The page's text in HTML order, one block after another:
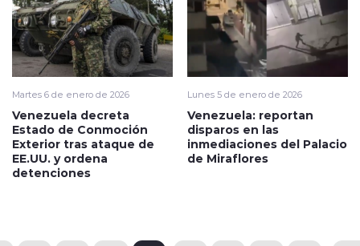
Martes 6 de enero de 2026
Venezuela decreta
Estado de Conmoción
Exterior tras ataque de
EE.UU. y ordena
detenciones
Lunes 5 de enero de 2026
Venezuela: reportan
disparos en las
inmediaciones del Palacio
de Miraflores